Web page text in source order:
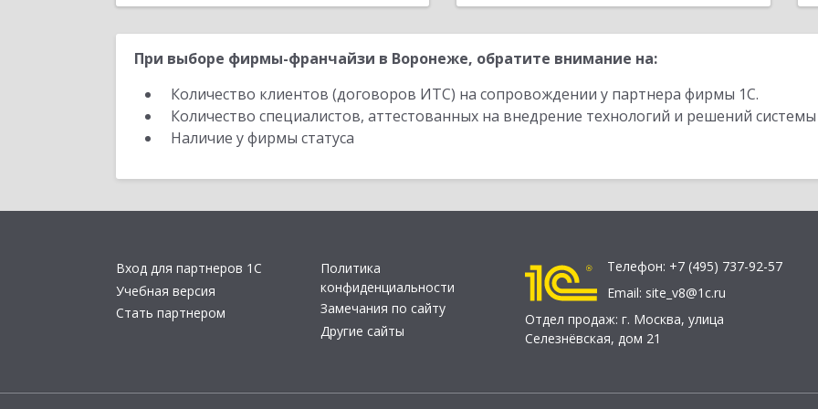
При выборе фирмы-франчайзи в Воронеже, обратите внимание на:
Количество клиентов (договоров ИТС) на сопровождении у партнера фирмы 1С.
Количество специалистов, аттестованных на внедрение технологий и решений
Наличие у фирмы статуса
Вход для партнеров 1С
Учебная версия
Стать партнером
Политика
конфиденциальности
Замечания по сайту
Другие сайты
Телефон: +7 (495) 737-92-57
Email: site_v8@1c.ru
Отдел продаж: г. Москва, улица
Селезнёвская, дом 21